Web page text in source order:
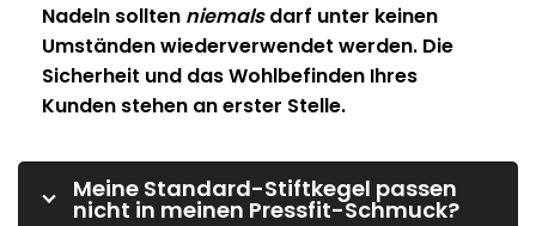
Nadeln sollten niemalsdarf unter keinen
Umständen wiederverwendet werden. Die
Sicherheit und das Wohlbefinden Ihres
Kunden stehen an erster Stelle.
Meine Standard-Stiftkegel passen
nicht in meinen Pressfit-Schmuck?